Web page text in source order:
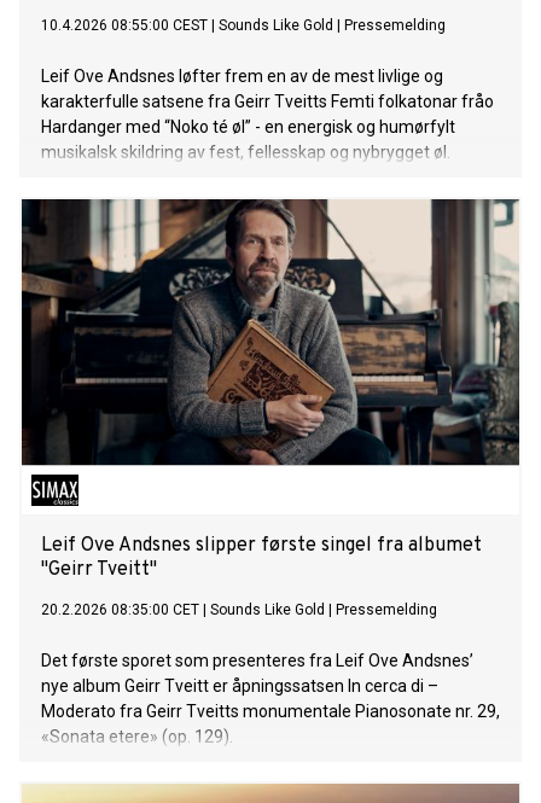
10.4.2026 08:55:00 CEST Sounds Like Gold Pressemelding
Leif Ove Andsnes løfter frem en av de mest livlige og
karakterfulle satsene fra Geirr Tveitts Femti folkatonar fråo
Hardanger med “Noko té øl” - en energisk og humørfylt
musikalsk skildring av fest, fellesskap og nybrygget øl.
Leif Ove Andsnes slipper første singel fra albumet
"Geirr Tveitt"
20.2.2026 08:35:00 CET Sounds Like Gold Pressemelding
Det første sporet som presenteres fra Leif Ove Andsnes’
nye album Geirr Tveitt er åpningssatsen In cerca di –
Moderato fra Geirr Tveitts monumentale Pianosonate nr. 29,
«Sonata etere» (op. 129).